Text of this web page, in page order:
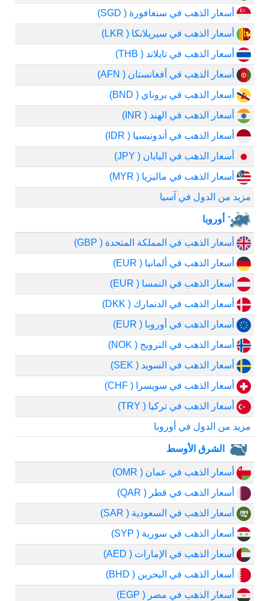
أسعار الذهب في سنغافورة ( SGD)
أسعار الذهب في سيريلانكا ( LKR)
أسعار الذهب في تايلاند ( THB)
أسعار الذهب في أفغانستان ( AFN)
أسعار الذهب في بروناي ( BND)
أسعار الذهب في الهند ( INR)
أسعار الذهب في أندونيسيا ( IDR)
أسعار الذهب في اليابان ( JPY)
أسعار الذهب في ماليزيا ( MYR)
مزيد من الدول في آسيا
أوروبا
أسعار الذهب في المملكة المتحدة ( GBP)
أسعار الذهب في ألمانيا ( EUR)
أسعار الذهب في النمسا ( EUR)
أسعار الذهب في الدنمارك ( DKK)
أسعار الذهب في أوروبا ( EUR)
أسعار الذهب في النرويج ( NOK)
أسعار الذهب في السويد ( SEK)
أسعار الذهب في سويسرا ( CHF)
أسعار الذهب في تركيا ( TRY)
مزيد من الدول في أوروبا
الشرق الأوسط
أسعار الذهب في عمان ( OMR)
أسعار الذهب في قطر ( QAR)
أسعار الذهب في السعودية ( SAR)
أسعار الذهب في سورية ( SYP)
أسعار الذهب في الإمارات ( AED)
أسعار الذهب في البحرين ( BHD)
أسعار الذهب في مصر ( EGP)